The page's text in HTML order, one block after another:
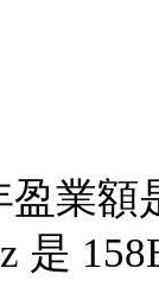
盈業額
是